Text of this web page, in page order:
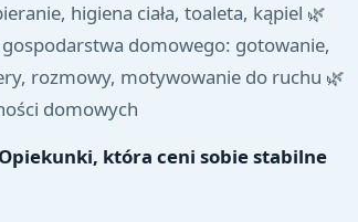
higiena ciała, toaleta, kąpiel 🌿
domowego: gotowanie,
rozmowy, motywowanie do ruchu 🌿
domowych
która ceni sobie stabilne